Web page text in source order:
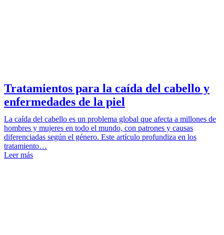
Tratamientos para la caída del cabello y
enfermedades de la piel
La caída del cabello es un problema global que afecta a millones de
hombres y mujeres en todo el mundo, con patrones y causas
diferenciadas según el género. Este artículo profundiza en los
tratamiento…
Leer más